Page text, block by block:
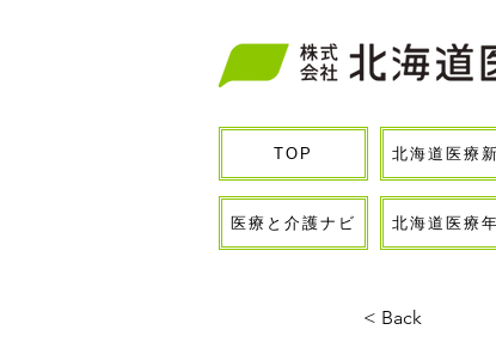
TOP 北海道医療
医療と介護ナビ 北海道医療
< Back